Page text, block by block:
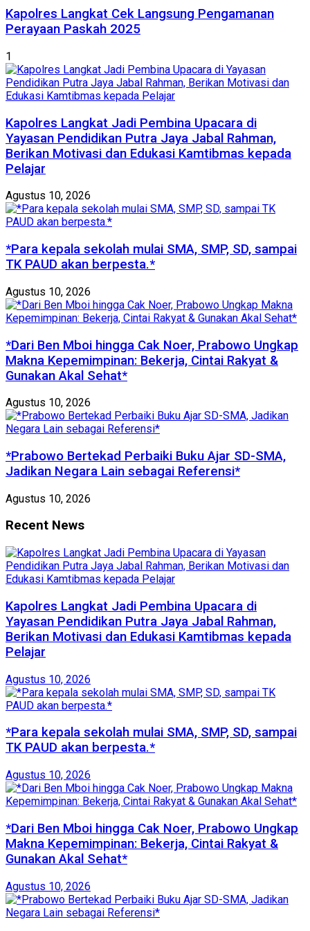
Kapolres Langkat Cek Langsung Pengamanan
Perayaan Paskah 2025
1
Kapolres Langkat Jadi Pembina Upacara di
Yayasan Pendidikan Putra Jaya Jabal Rahman,
Berikan Motivasi dan Edukasi Kamtibmas kepada
Pelajar
Agustus 10, 2026
*Para kepala sekolah mulai SMA, SMP, SD, sampai
TK PAUD akan berpesta.*
Agustus 10, 2026
*Dari Ben Mboi hingga Cak Noer, Prabowo Ungkap
Makna Kepemimpinan: Bekerja, Cintai Rakyat &
Gunakan Akal Sehat*
Agustus 10, 2026
*Prabowo Bertekad Perbaiki Buku Ajar SD-SMA,
Jadikan Negara Lain sebagai Referensi*
Agustus 10, 2026
Recent News
Kapolres Langkat Jadi Pembina Upacara di
Yayasan Pendidikan Putra Jaya Jabal Rahman,
Berikan Motivasi dan Edukasi Kamtibmas kepada
Pelajar
Agustus 10, 2026
*Para kepala sekolah mulai SMA, SMP, SD, sampai
TK PAUD akan berpesta.*
Agustus 10, 2026
*Dari Ben Mboi hingga Cak Noer, Prabowo Ungkap
Makna Kepemimpinan: Bekerja, Cintai Rakyat &
Gunakan Akal Sehat*
Agustus 10, 2026